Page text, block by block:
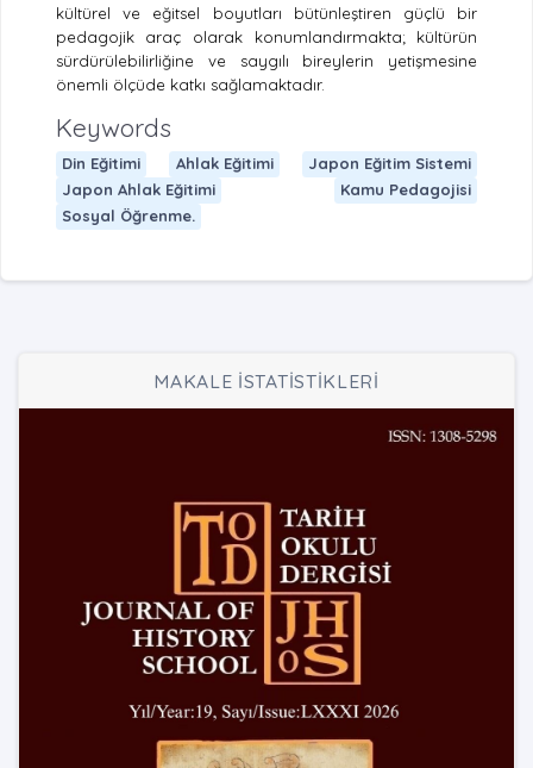
kültürel ve eğitsel boyutları bütünleştiren güçlü bir
pedagojik araç olarak konumlandırmakta; kültürün
sürdürülebilirliğine ve saygılı bireylerin yetişmesine
önemli ölçüde katkı sağlamaktadır.
Keywords
Din Eğitimi Ahlak Eğitimi
Japon Eğitim Sistemi
Japon Ahlak Eğitimi
Kamu Pedagojisi
Sosyal Öğrenme.
MAKALE İSTATİSTİKLERİ